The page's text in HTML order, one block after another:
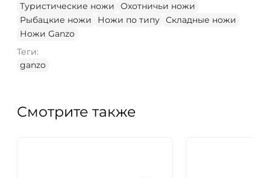
Туристические ножи
Охотничьи ножи
Рыбацкие ножи
Ножи по типу Складные ножи
Ножи Ganzo
Теги:
ganzo
Смотрите также